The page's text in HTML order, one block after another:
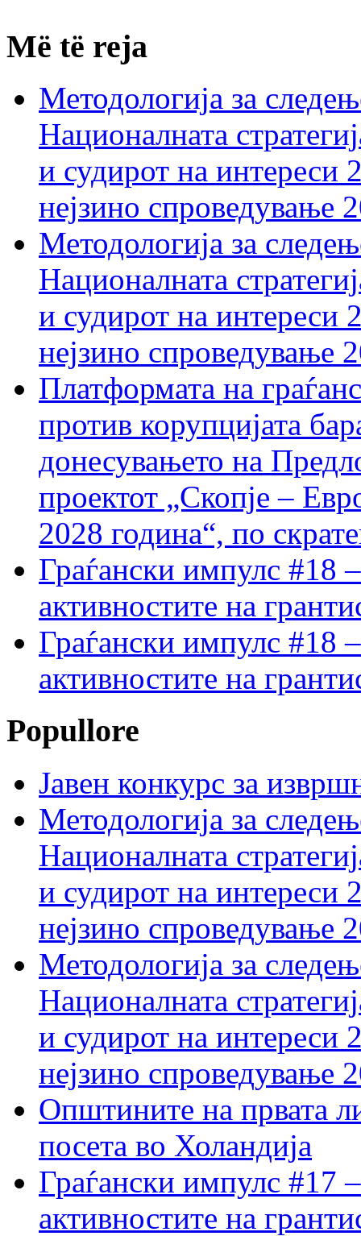
Më të reja
Методологија за
Националната
и судирот на интереси
нејзино спроведување
Методологија за
Националната
и судирот на интереси
нејзино спроведување
Платформата на
против корупцијата
донесувањето на
проектот „Скопје –
2028 година“, по
Граѓански импулс #18
активностите на
Граѓански импулс #18
активностите на
Popullore
Јавен конкурс за
Методологија за
Националната
и судирот на интереси
нејзино спроведување
Методологија за
Националната
и судирот на интереси
нејзино спроведување
Општините на првата
посета во Холандија
Граѓански импулс #17
активностите на